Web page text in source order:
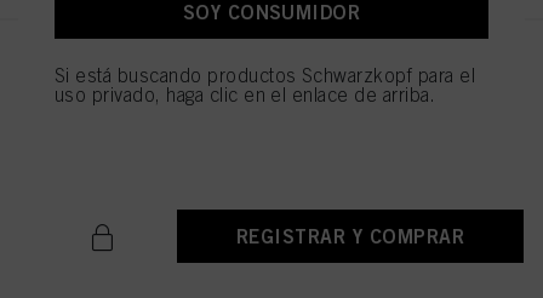
IGORA ROYAL Absolutes 8-140
Rubio Claro Ceniza Beige
Natural 60 ml
REGISTRAR Y COMPRAR
SOY CONSUMIDOR
Si está buscando productos Schwarzkopf para el
uso privado, haga clic en el enlace de arriba.